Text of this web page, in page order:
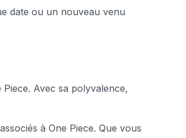
date ou un nouveau venu
Avec sa polyvalence,
à One Piece. Que vous